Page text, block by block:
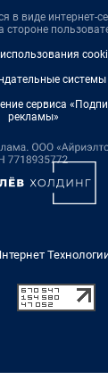
в виде интернет-
стороне
системы
сервиса
рекламы»